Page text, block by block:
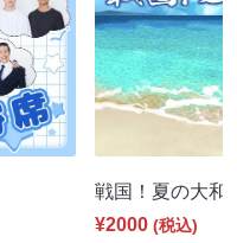
戦国！夏の大
¥2000 (税込)